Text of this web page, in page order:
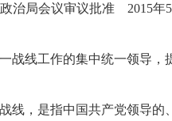
政治局会议审议批准 2015
工作的集中统一领导，提
是指中国共产党领导的、